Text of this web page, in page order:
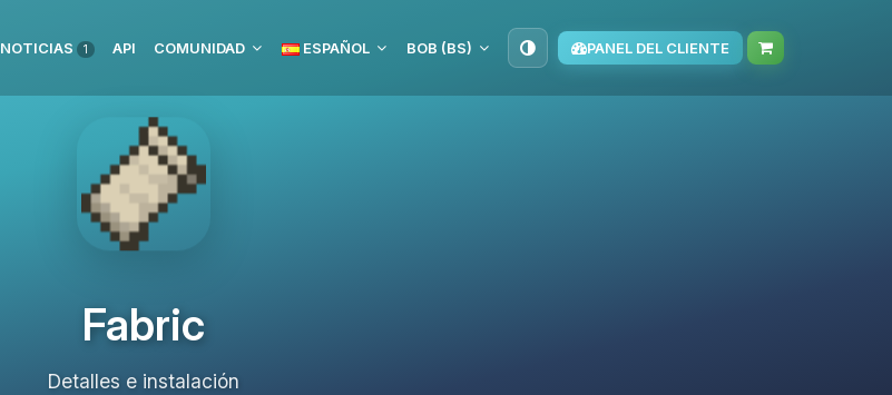
NOTICIAS 1 API COMUNIDAD ESPAÑOL BOB (BS) PANEL DEL CLIENTE
Fabric
Detalles e instalación